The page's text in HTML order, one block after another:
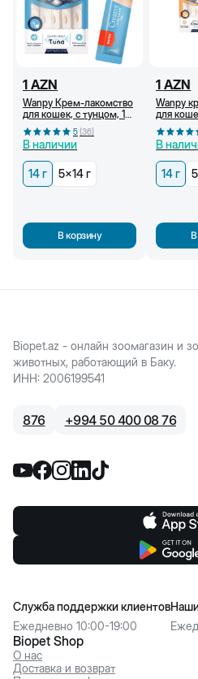
1 AZN
Wanpy Крем-лакомство
для кошек, с тунцом, 14
5(36)
В наличии
14 г 5x14 г
В корзину
1 AZN
Wanpy
для
крабом,
В
14 г
Biopet.az - онлайн зоомагазин и
животных, работающий в Баку.
ИНН: 2006199541
876 +994 50 400 08 76
Biopet Shop
О нас
Доставка и возврат
Служба поддержки клиентов
Ежедневно 10:00-19:00